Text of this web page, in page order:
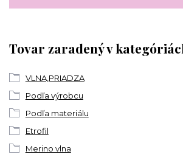
Tovar zaradený v
VLNA,PRIADZA
Podľa výrobcu
Podľa materiálu
Etrofil
Merino vlna